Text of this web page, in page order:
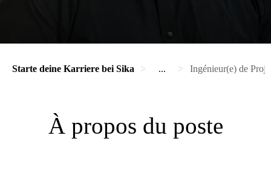
Starte deine Karriere bei Sika ... Ingénieur(e) de
À propos du poste